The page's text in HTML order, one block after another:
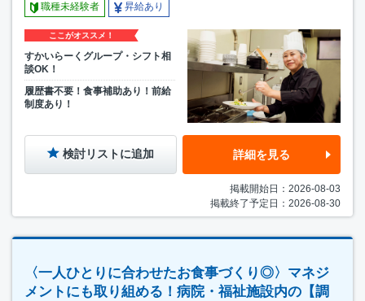
職種未経験者 昇給あり
ここがオススメ！
すかいらーくグループ・シフト相
談OK！
履歴書不要！食事補助あり！前給
制度あり！
検討リストに追加 詳細を見る
掲載開始日：2026-08-03
掲載終了予定日：2026-08-30
〈一人ひとりに合わせたお食事づくり◎〉マネジ
メントにも取り組める！病院・福祉施設内の【調